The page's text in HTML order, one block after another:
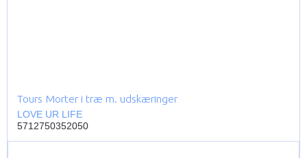
Tours Morter i træ m. udskæringer
LOVE UR LIFE
5712750352050